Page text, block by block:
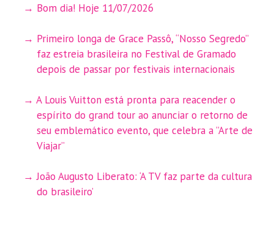
Bom dia! Hoje 11/07/2026
Primeiro longa de Grace Passô, “Nosso Segredo”
faz estreia brasileira no Festival de Gramado
depois de passar por festivais internacionais
A Louis Vuitton está pronta para reacender o
espírito do grand tour ao anunciar o retorno de
seu emblemático evento, que celebra a ”Arte de
Viajar”
João Augusto Liberato: ‘A TV faz parte da cultura
do brasileiro’